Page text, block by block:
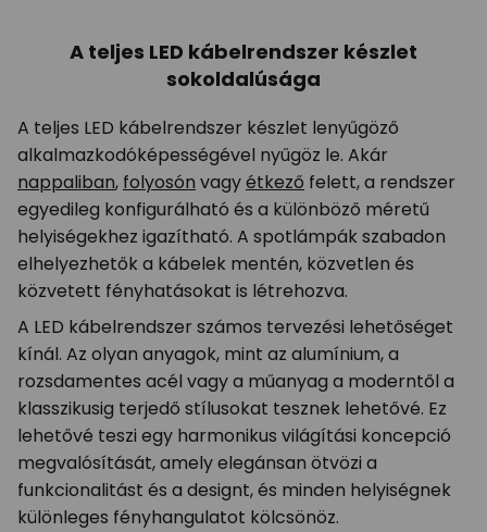
A teljes LED kábelrendszer készlet
sokoldalúsága
A teljes LED kábelrendszer készlet lenyűgöző
alkalmazkodóképességével nyűgöz le. Akár
nappaliban, folyosón vagyétkező felett, a rendszer
egyedileg konfigurálható és a különböző méretű
helyiségekhez igazítható. A spotlámpák szabadon
elhelyezhetők a kábelek mentén, közvetlen és
közvetett fényhatásokat is létrehozva.
A LED kábelrendszer számos tervezési lehetőséget
kínál. Az olyan anyagok, mint az alumínium, a
rozsdamentes acél vagy a műanyag a moderntől a
klasszikusig terjedő stílusokat tesznek lehetővé. Ez
lehetővé teszi egy harmonikus világítási koncepció
megvalósítását, amely elegánsan ötvözi a
funkcionalitást és a designt, és minden helyiségnek
különleges fényhangulatot kölcsönöz.